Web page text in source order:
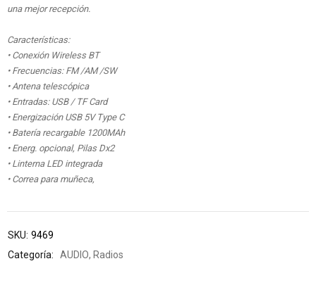
una mejor recepción.
Características:
• Conexión Wireless BT
• Frecuencias: FM /AM /SW
• Antena telescópica
• Entradas: USB / TF Card
• Energización USB 5V Type C
• Batería recargable 1200MAh
• Energ. opcional, Pilas Dx2
• Linterna LED integrada
• Correa para muñeca,
SKU: 9469
Categoría:
AUDIO, Radios